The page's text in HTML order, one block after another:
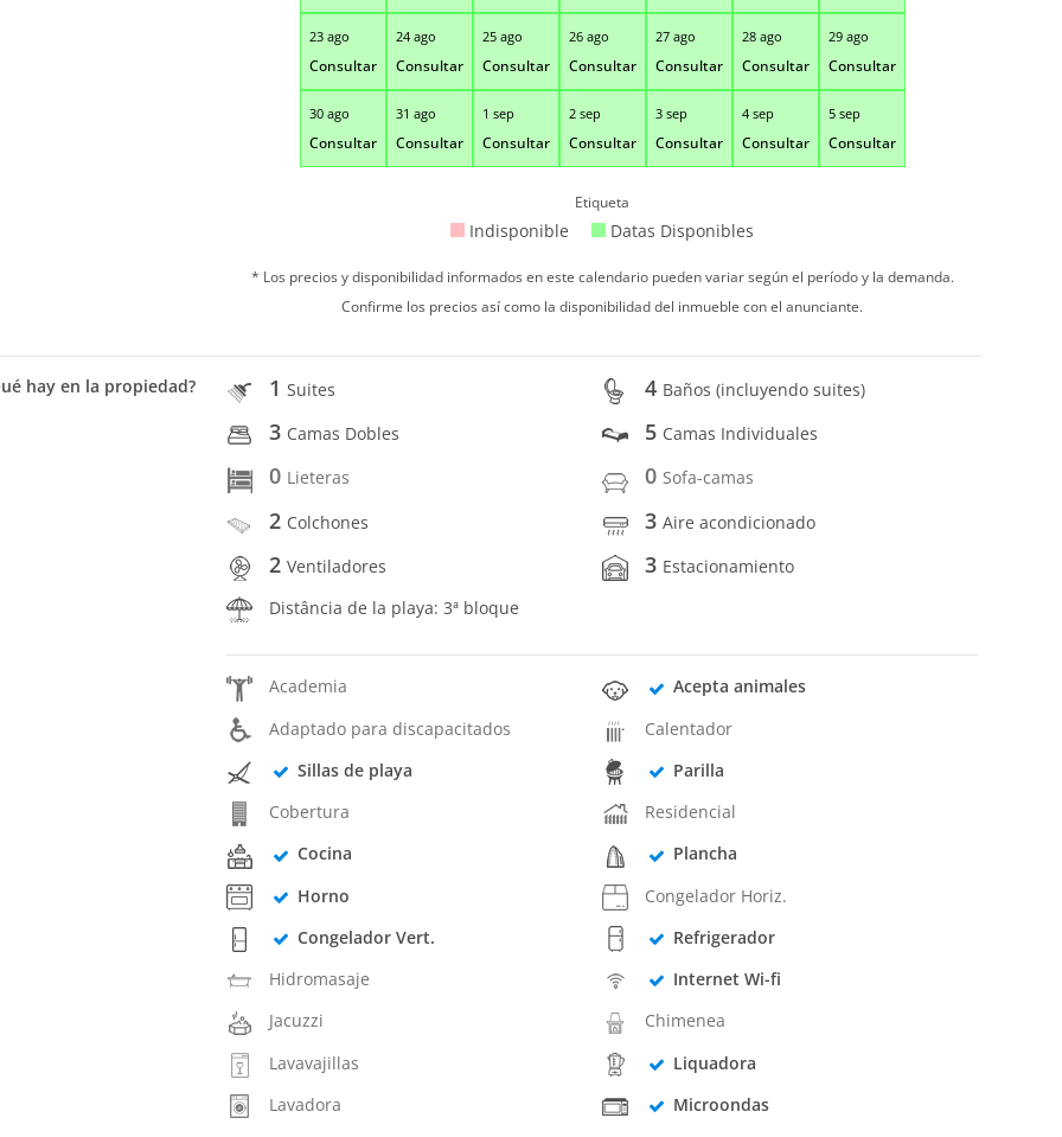
23 ago
Consultar
24 ago
Consultar
25 ago
Consultar
26 ago
Consultar
27 ago
Consultar
28 ago
Consultar
29 ago
Consultar
30 ago
Consultar
31 ago
Consultar
1 sep
Consultar
2 sep
Consultar
3 sep
Consultar
4 sep
Consultar
5 sep
Consultar
Etiqueta
Indisponible Datas Disponibles
* Los precios y disponibilidad informados en este calendario pueden variar según el período y la demanda.
Confirme los precios así como la disponibilidad del inmueble con el anunciante.
hay en la propiedad? 1Suites 4 Baños (incluyendo suites)
3 Camas Dobles 5 Camas Individuales
0 Lieteras 0 Sofa-camas
2 Colchones 3Aire acondicionado
2Ventiladores 3 Estacionamiento
Distância de la playa: 3ª bloque
Academia
Acepta animales
Adaptado para discapacitados
Calentador
Sillas de playa
Parilla
Cobertura
Residencial
Cocina
Plancha
Horno
Congelador Horiz.
Congelador Vert.
Refrigerador
Hidromasaje
Internet Wi-fi
Jacuzzi
Chimenea
Lavavajillas
Liquadora
Lavadora
Microondas